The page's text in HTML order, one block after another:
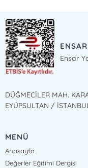
Ensar
DÜĞMECİLER MAH.
EYÜPSULTAN /
MENÜ
Anasayfa
Değerler Eğitimi Dergisi